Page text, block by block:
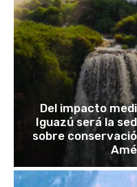
Del impacto
Iguazú será la
sobre